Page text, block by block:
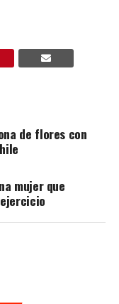
de flores con
mujer que